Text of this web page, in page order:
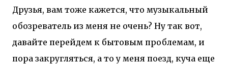
Друзья, вам тоже кажется, что музыкальный
обозреватель из меня не очень? Ну так вот,
давайте перейдем к бытовым проблемам, и
пора закругляться, а то у меня поезд, куча еще